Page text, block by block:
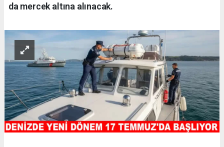
da mercek altına alınacak.